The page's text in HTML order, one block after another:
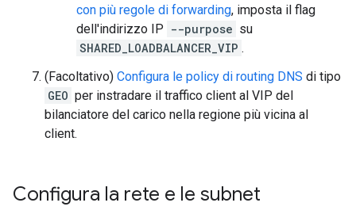
con più regole di forwarding, imposta il flag
dell'indirizzo IP --purpose su
SHARED_LOADBALANCER_VIP .
(Facoltativo) Configura le policy di routing DNS di tipo
GEO per instradare il traffico client al VIP del
bilanciatore del carico nella regione più vicina al
client.
Configura la rete e le subnet